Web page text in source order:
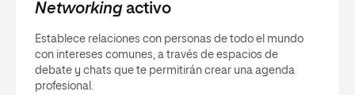
Networkingactivo
Establece relaciones con personas de todo el mundo
con intereses comunes, a través de espacios de
debate y chats que te permitirán crear una agenda
profesional.